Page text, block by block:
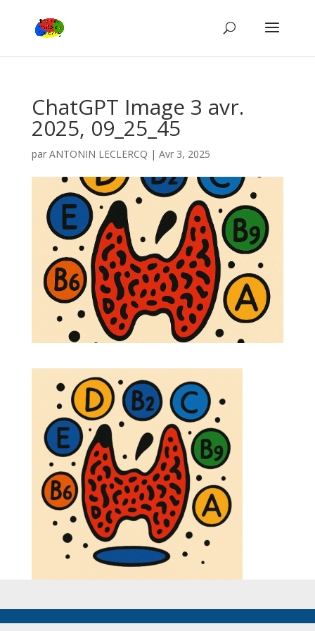
ChatGPT Image 3 avr.
2025, 09_25_45
par ANTONIN LECLERCQ | Avr 3, 2025